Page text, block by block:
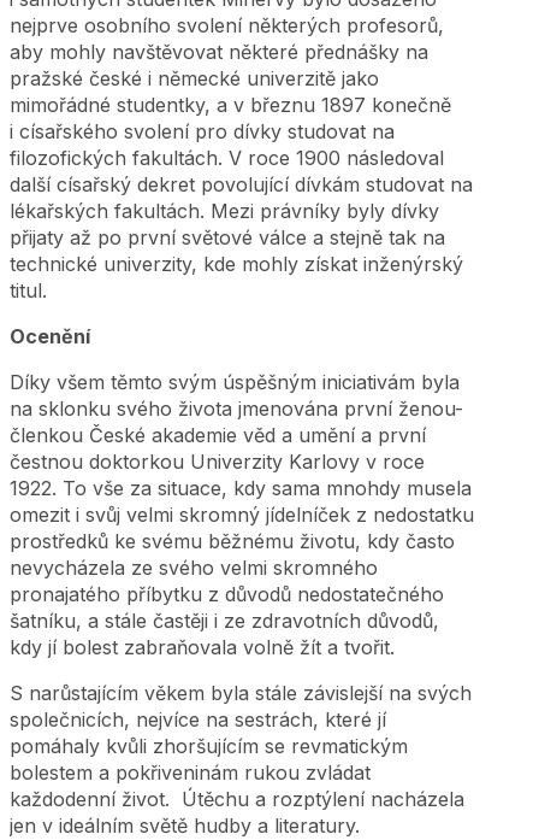
nejprve osobního svolení některých profesorů,
aby mohly navštěvovat některé přednášky na
pražské české i německé univerzitě jako
mimořádné studentky, a v březnu 1897 konečně
i císařského svolení pro dívky studovat na
filozofických fakultách. V roce 1900 následoval
další císařský dekret povolující dívkám studovat na
lékařských fakultách. Mezi právníky byly dívky
přijaty až po první světové válce a stejně tak na
technické univerzity, kde mohly získat inženýrský
titul.
Ocenění
Díky všem těmto svým úspěšným iniciativám byla
na sklonku svého života jmenována první ženou-
členkou České akademie věd a umění a první
čestnou doktorkou Univerzity Karlovy v roce
1922. To vše za situace, kdy sama mnohdy musela
omezit i svůj velmi skromný jídelníček z nedostatku
prostředků ke svému běžnému životu, kdy často
nevycházela ze svého velmi skromného
pronajatého příbytku z důvodů nedostatečného
šatníku, a stále častěji i ze zdravotních důvodů,
kdy jí bolest zabraňovala volně žít a tvořit.
S narůstajícím věkem byla stále závislejší na svých
společnicích, nejvíce na sestrách, které jí
pomáhaly kvůli zhoršujícím se revmatickým
bolestem a pokřiveninám rukou zvládat
každodenní život. Útěchu a rozptýlení nacházela
jen v ideálním světě hudby a literatury.